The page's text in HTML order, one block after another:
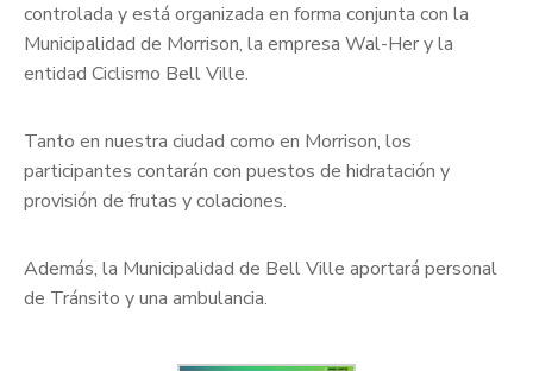
controlada y está organizada en forma conjunta con la
Municipalidad de Morrison, la empresa Wal-Her y la
entidad Ciclismo Bell Ville.
Tanto en nuestra ciudad como en Morrison, los
participantes contarán con puestos de hidratación y
provisión de frutas y colaciones.
Además, la Municipalidad de Bell Ville aportará personal
de Tránsito y una ambulancia.